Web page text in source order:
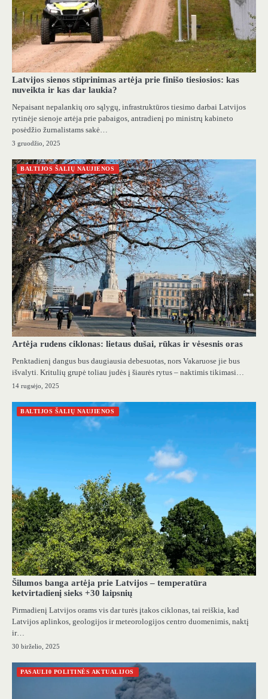
Latvijos sienos stiprinimas artėja prie finišo tiesiosios: kas
nuveikta ir kas dar laukia?
Nepaisant nepalankių oro sąlygų, infrastruktūros tiesimo darbai Latvijos
rytinėje sienoje artėja prie pabaigos, antradienį po ministrų kabineto
posėdžio žurnalistams sakė…
3 gruodžio, 2025
BALTIJOS ŠALIŲ NAUJIENOS
Artėja rudens ciklonas: lietaus dušai, rūkas ir vėsesnis oras
Penktadienį dangus bus daugiausia debesuotas, nors Vakaruose jie bus
išvalyti. Kritulių grupė toliau judės į šiaurės rytus – naktimis tikimasi…
14 rugsėjo, 2025
BALTIJOS ŠALIŲ NAUJIENOS
Šilumos banga artėja prie Latvijos – temperatūra
ketvirtadienį sieks +30 laipsnių
Pirmadienį Latvijos orams vis dar turės įtakos ciklonas, tai reiškia, kad
Latvijos aplinkos, geologijos ir meteorologijos centro duomenimis, naktį
ir…
30 birželio, 2025
PASAULI0 POLITINĖS AKTUALIJOS